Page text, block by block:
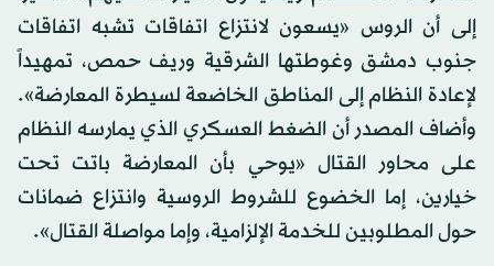
إلى أن الروس «يسعون لانتزاع اتفاقات تشبه اتفاقات
جنوب دمشق وغوطتها الشرقية وريف حمص، تمهيداً
لإعادة النظام إلى المناطق الخاضعة لسيطرة المعارضة».
وأضاف المصدر أن الضغط العسكري الذي يمارسه النظام
على محاور القتال «يوحي بأن المعارضة باتت تحت
خيارين، إما الخضوع للشروط الروسية وانتزاع ضمانات
حول المطلوبين للخدمة الإلزامية، وإما مواصلة القتال».